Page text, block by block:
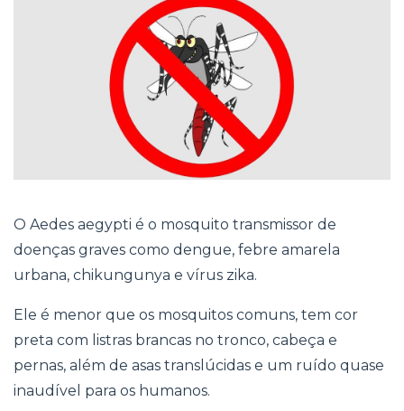
O Aedes aegypti é o mosquito transmissor de
doenças graves como dengue, febre amarela
urbana, chikungunya e vírus zika.
Ele é menor que os mosquitos comuns, tem cor
preta com listras brancas no tronco, cabeça e
pernas, além de asas translúcidas e um ruído quase
inaudível para os humanos.